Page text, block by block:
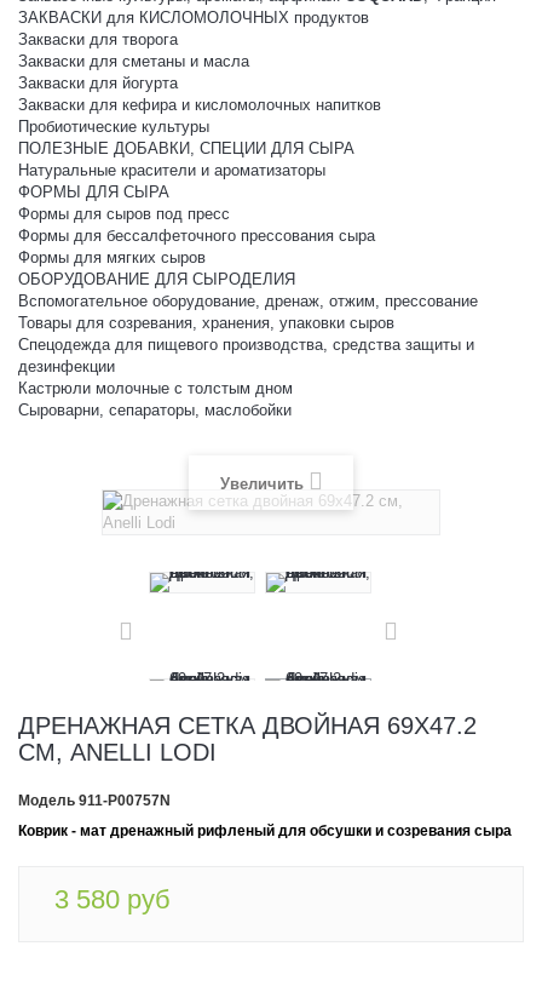
ЗАКВАСКИ для КИСЛОМОЛОЧНЫХ продуктов
Закваски для творога
Закваски для сметаны и масла
Закваски для йогурта
Закваски для кефира и кисломолочных напитков
Пробиотические культуры
ПОЛЕЗНЫЕ ДОБАВКИ, СПЕЦИИ ДЛЯ СЫРА
Натуральные красители и ароматизаторы
ФОРМЫ ДЛЯ СЫРА
Формы для сыров под пресс
Формы для бессалфеточного прессования сыра
Формы для мягких сыров
ОБОРУДОВАНИЕ ДЛЯ СЫРОДЕЛИЯ
Вспомогательное оборудование, дренаж, отжим, прессование
Товары для созревания, хранения, упаковки сыров
Спецодежда для пищевого производства, средства защиты и
дезинфекции
Кастрюли молочные с толстым дном
Сыроварни, сепараторы, маслобойки
Увеличить
ДРЕНАЖНАЯ СЕТКА ДВОЙНАЯ 69Х47.2
СМ, ANELLI LODI
Модель 911-P00757N
Коврик - мат дренажный рифленый для обсушки и созревания сыра
3 580 руб